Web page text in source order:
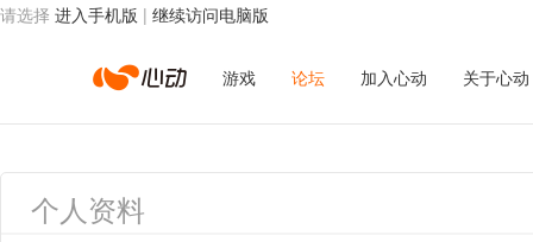
请选择 进入手机版 | 继续访问电脑版
心
动
游戏 论坛 加入心动 关于心动
个人资料